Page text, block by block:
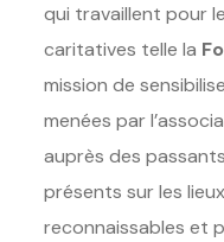
qui travaillent pour
caritatives telle la
mission de
menées par
auprès des
présents sur les
reconnaissables et